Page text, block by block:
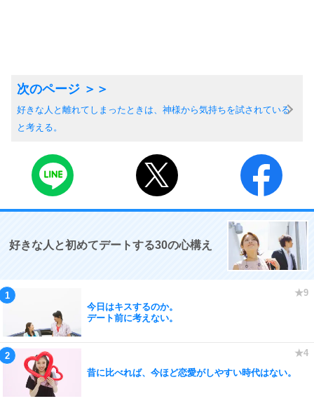
好きな人と離れてしまったときは、神様から気持ちを試されている
と考える。
好きな人と初めてデートする30の心構え
今日はキスするのか。
デート前に考えない。
昔に比べれば、今ほど恋愛がしやすい時代はない。